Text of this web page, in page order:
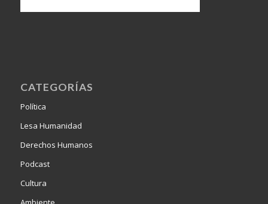
CATEGORÍAS
Política
Lesa Humanidad
Derechos Humanos
Podcast
Cultura